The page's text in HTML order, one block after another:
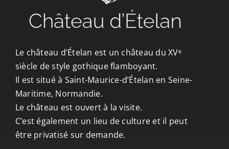
CONTACT/ACCÈS
Le château d’Ételan est un château du XVᵉ
siècle de style gothique flamboyant.
Il est situé à Saint-Maurice-d’Ételan en Seine-
Maritime, Normandie.
Le château est ouvert à la visite.
C’est également un lieu de culture et il peut
être privatisé sur demande.